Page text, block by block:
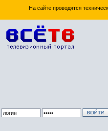
На сайте проводятся